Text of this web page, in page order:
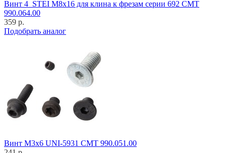
Винт 4_STEI M8x16 для клина к фрезам серии 692 CMT
990.064.00
359 р.
Подобрать аналог
Винт M3x6 UNI-5931 CMT 990.051.00